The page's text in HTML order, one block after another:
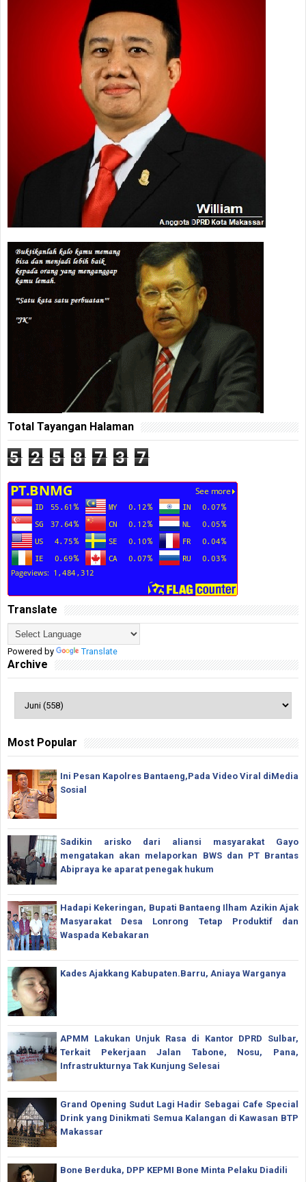
Total Tayangan Halaman
5 2 5 8 7 3 7
Translate
Powered by Translate
Archive
Most Popular
Ini Pesan Kapolres Bantaeng,Pada Video Viral diMedia
Sosial
Sadikin arisko dari aliansi masyarakat Gayo
mengatakan akan melaporkan BWS dan PT Brantas
Abipraya ke aparat penegak hukum
Hadapi Kekeringan, Bupati Bantaeng Ilham Azikin Ajak
Masyarakat Desa Lonrong Tetap Produktif dan
Waspada Kebakaran
Kades Ajakkang Kabupaten.Barru, Aniaya Warganya
APMM Lakukan Unjuk Rasa di Kantor DPRD Sulbar,
Terkait Pekerjaan Jalan Tabone, Nosu, Pana,
Infrastrukturnya Tak Kunjung Selesai
Grand Opening Sudut Lagi Hadir Sebagai Cafe Special
Drink yang Dinikmati Semua Kalangan di Kawasan BTP
Makassar
Bone Berduka, DPP KEPMI Bone Minta Pelaku Diadili